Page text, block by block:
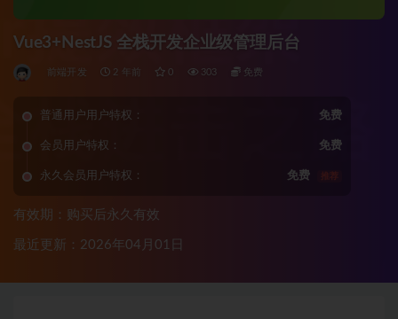
Vue3+NestJS 全栈开发企业级管理后台
前端开发 2 年前 0 303 免费
普通用户用户特权： 免费
会员用户特权： 免费
永久会员用户特权： 免费 推荐
有效期：购买后永久有效
最近更新：2026年04月01日